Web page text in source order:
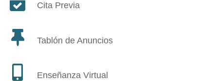
Cita Previa
Tablón de Anuncios
Enseñanza Virtual